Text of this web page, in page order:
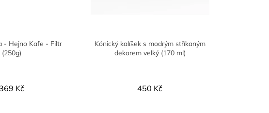
- Hejno Kafe - Filtr
(250g)
369 Kč
Kónický kalíšek s modrým stříkaným
dekorem velký (170 ml)
450 Kč